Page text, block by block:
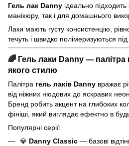
Гель лак Danny ідеально
манікюру, так і для домашнього
Лаки мають густу консистенцію,
течуть і швидко полімеризуються
🌈 Гель лаки Danny — палітра
якого стилю
Палітра гель лаків Danny вражає
від ніжних нюдових до яскравих
Бренд робить акцент на глибоких
фініші, який виглядає ефектно в
Популярні серії:
💎 Danny Classic — базові